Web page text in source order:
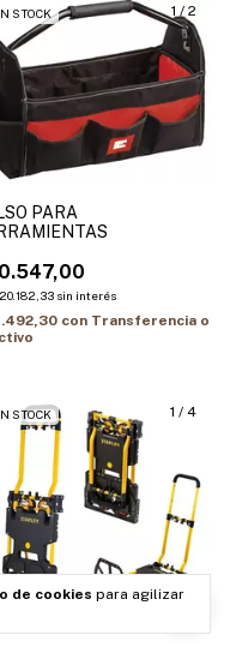
de cookies para agilizar
1 / 2
STOCK
PARA
sin interés
con Transferencia o
1 / 4
STOCK